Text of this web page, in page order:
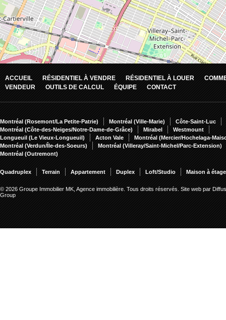
ACCUEIL RÉSIDENTIEL À VENDRE RÉSIDENTIEL À LOUER
VENDEUR
OUTILS DE CALCUL ÉQUIPE CONTACT
Montréal (Rosemont/La Petite-Patrie) Montréal (Ville-Marie)
Côte-Saint-Luc
Montréal (Côte-des-Neiges/Notre-Dame-de-Grâce)
Mirabel
Westmount
Longueuil (Le Vieux-Longueuil)
Acton Vale
Montréal (Mercier/Hochelaga-
Montréal (Verdun/Île-des-Soeurs)
Montréal (Villeray/Saint-Michel/Parc-Extension)
Montréal (Outremont)
Quadruplex Terrain Appartement Duplex Loft/Studio Maison à
© 2026 Groupe Immobilier MK, Agence immobilière. Tous droits réservés. Site web par
Group